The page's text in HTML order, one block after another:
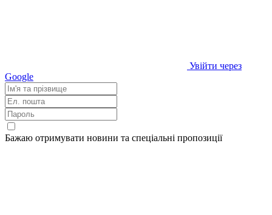
Увійти через
Google
Бажаю отримувати новини та спеціальні пропозиції